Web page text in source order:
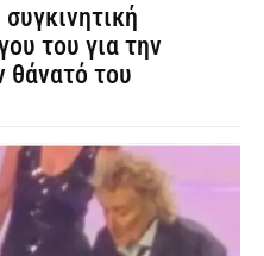
του για την
θάνατό του